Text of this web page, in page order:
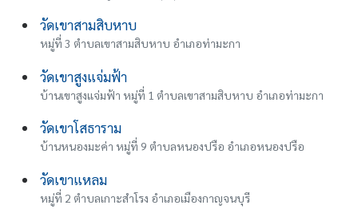
วัดเขาสามสิบหาบ
หมู่ที่ 3 ตำบลเขาสามสิบหาบ อำเภอท่ามะกา
วัดเขาสูงแจ่มฟ้า
บ้านเขาสูงแจ่มฟ้า หมู่ที่ 1 ตำบลเขาสามสิบหาบ อำเภอท่ามะกา
วัดเขาโสธาราม
บ้านหนองมะค่า หมู่ที่ 9 ตำบลหนองปรือ อำเภอหนองปรือ
วัดเขาแหลม
หมู่ที่ 2 ตำบลเกาะสำโรง อำเภอเมืองกาญจนบุรี